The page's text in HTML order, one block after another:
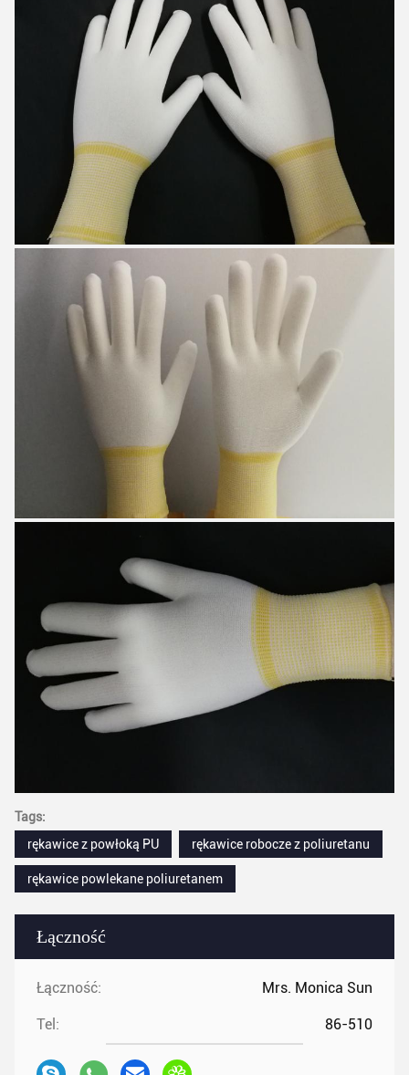
Łączność
Łączność: Mrs. Monica Sun
Tel: 86-510
Tags:
rękawice z powłoką PU
rękawice robocze z poliuretanu
rękawice powlekane poliuretanem